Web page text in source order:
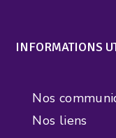
INFORMATIONS
Nos
Nos liens